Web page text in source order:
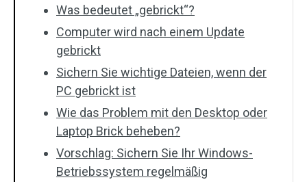
Was bedeutet „gebrickt“?
Computer wird nach einem Update
gebrickt
Sichern Sie wichtige Dateien, wenn der
PC gebrickt ist
Wie das Problem mit den Desktop oder
Laptop Brick beheben?
Vorschlag: Sichern Sie Ihr Windows-
Betriebssystem regelmäßig